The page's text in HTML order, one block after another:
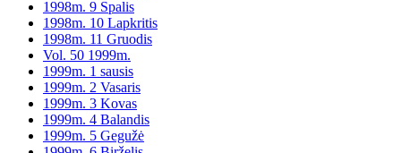
1998m. 9 Spalis
1998m. 10 Lapkritis
1998m. 11 Gruodis
Vol. 50 1999m.
1999m. 1 sausis
1999m. 2 Vasaris
1999m. 3 Kovas
1999m. 4 Balandis
1999m. 5 Gegužė